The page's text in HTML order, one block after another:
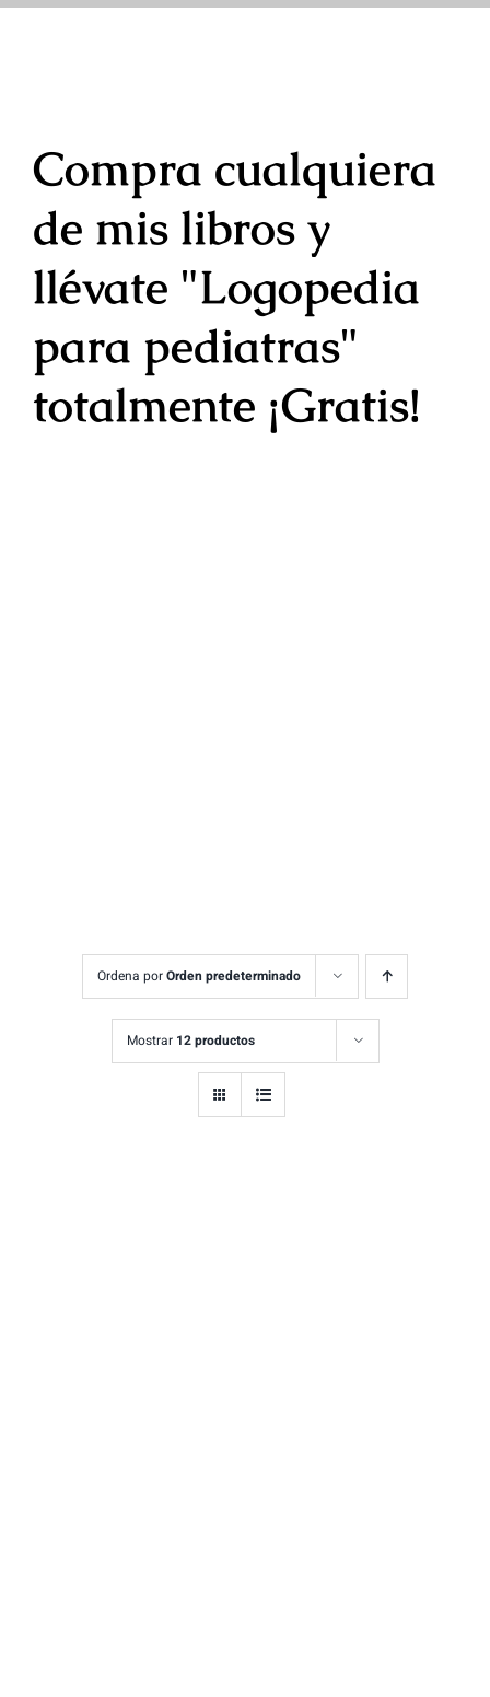
Compra cualquiera
de mis libros y
llévate "Logopedia
para pediatras"
totalmente ¡Gratis!
Ordena porOrden predeterminado
Mostrar 12 productos